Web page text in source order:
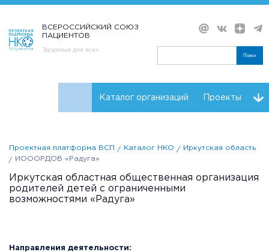
ВСЕРОССИЙСКИЙ СОЮЗ
ПАЦИЕНТОВ
Здоровье для всех
Поиск
Каталог организаций Проекты
Проектная платформа ВСП Каталог НКО
Иркутская область
ИОООРДОВ «Радуга»
Иркутская областная общественная организация
родителей детей с ограниченными
возможностями «Радуга»
Направления деятельности: